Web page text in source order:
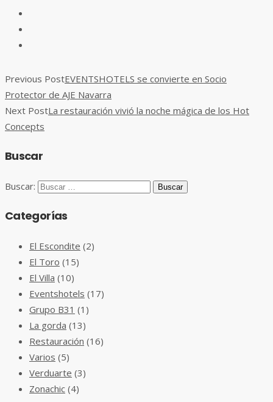
Previous PostEVENTSHOTELS se convierte en Socio
Protector de AJE Navarra
Next PostLa restauración vivió la noche mágica de los Hot
Concepts
Buscar
Buscar:
Categorías
El Escondite (2)
El Toro (15)
El Villa (10)
Eventshotels (17)
Grupo B31 (1)
La gorda (13)
Restauración (16)
Varios (5)
Verduarte (3)
Zonachic (4)